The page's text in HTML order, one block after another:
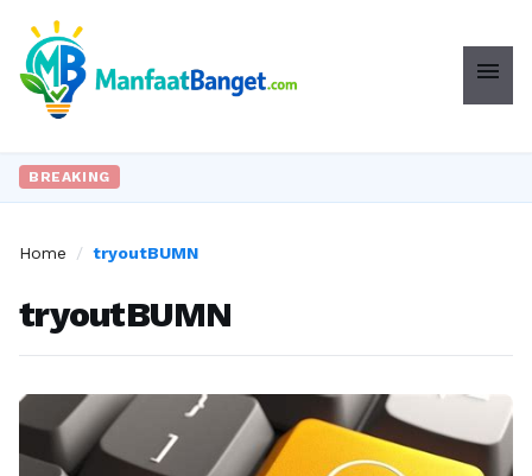
menu
BREAKING
Home / tryoutBUMN
tryoutBUMN